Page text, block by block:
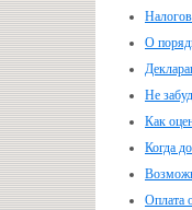
О
Не
Как
Когда
Оплата